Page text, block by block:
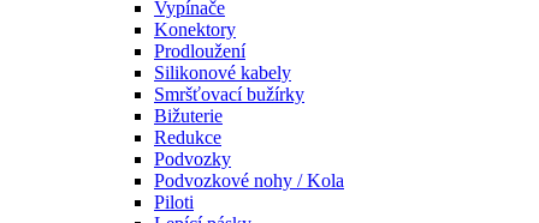
Vypínače
Konektory
Prodloužení
Silikonové kabely
Smršťovací bužírky
Bižuterie
Redukce
Podvozky
Podvozkové nohy / Kola
Piloti